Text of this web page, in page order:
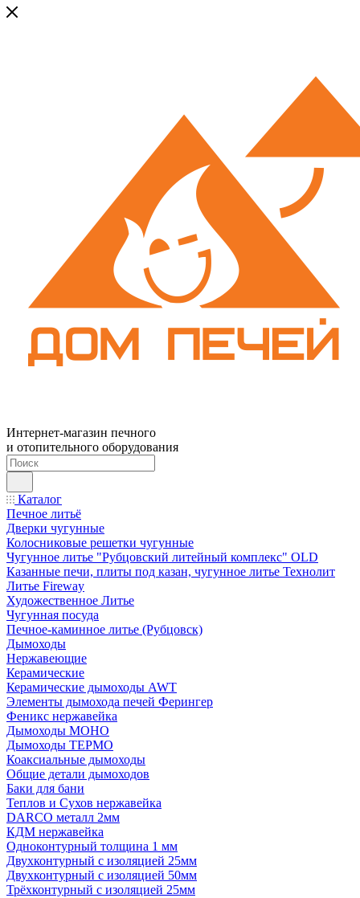
Интернет-магазин печного
и отопительного оборудования
Каталог
Печное литьё
Дверки чугунные
Колосниковые решетки чугунные
Чугунное литье "Рубцовский литейный комплекс" OLD
Казанные печи, плиты под казан, чугунное литье Технолит
Литье Fireway
Художественное Литье
Чугунная посуда
Печное-каминное литье (Рубцовск)
Дымоходы
Нержавеющие
Керамические
Керамические дымоходы AWT
Элементы дымохода печей Ферингер
Феникс нержавейка
Дымоходы МОНО
Дымоходы ТЕРМО
Коаксиальные дымоходы
Общие детали дымоходов
Баки для бани
Теплов и Сухов нержавейка
DARCO металл 2мм
КДМ нержавейка
Одноконтурный толщина 1 мм
Двухконтурный с изоляцией 25мм
Двухконтурный с изоляцией 50мм
Трёхконтурный с изоляцией 25мм